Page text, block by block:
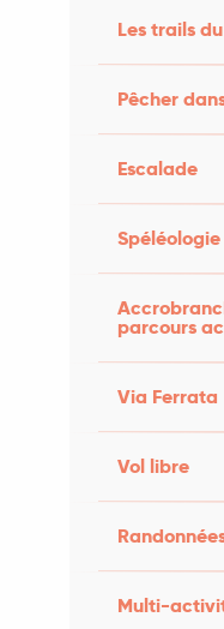
Les trails
Pêcher
Escalade
Spéléologie
parcours
Via Ferrata
Vol libre
Multi-
musicale
À